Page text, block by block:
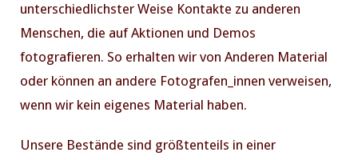
unterschiedlichster Weise Kontakte zu anderen
Menschen, die auf Aktionen und Demos
fotografieren. So erhalten wir von Anderen Material
oder können an andere Fotografen_innen verweisen,
wenn wir kein eigenes Material haben.
Unsere Bestände sind größtenteils in einer